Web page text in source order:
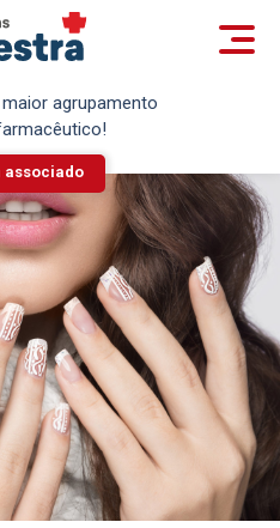
agrupamento
associado